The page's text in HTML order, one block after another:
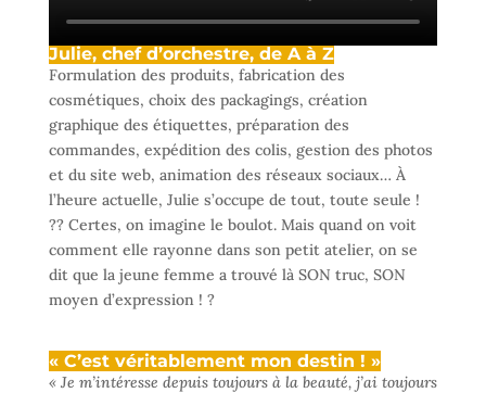
Julie, chef d’orchestre, de A à Z
Formulation des produits, fabrication des
cosmétiques, choix des packagings, création
graphique des étiquettes, préparation des
commandes, expédition des colis, gestion des photos
et du site web, animation des réseaux sociaux… À
l’heure actuelle, Julie s’occupe de tout, toute seule !
?? Certes, on imagine le boulot. Mais quand on voit
comment elle rayonne dans son petit atelier, on se
dit que la jeune femme a trouvé là SON truc, SON
moyen d’expression ! ?
« C’est véritablement mon destin ! »
« Je m’intéresse depuis toujours à la beauté, j’ai toujours